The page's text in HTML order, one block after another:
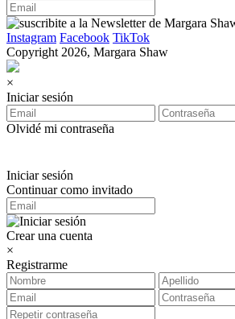
Instagram Facebook TikTok
Copyright 2026, Margara Shaw
×
Iniciar sesión
Olvidé mi contraseña
Iniciar sesión
Continuar como invitado
Crear una cuenta
×
Registrarme